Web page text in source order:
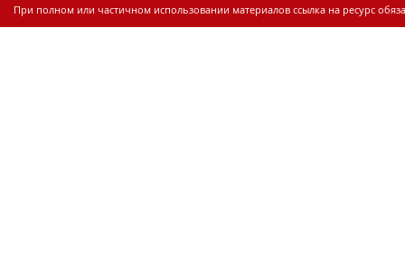
При полном или частичном использовании материалов ссылка на ресурс